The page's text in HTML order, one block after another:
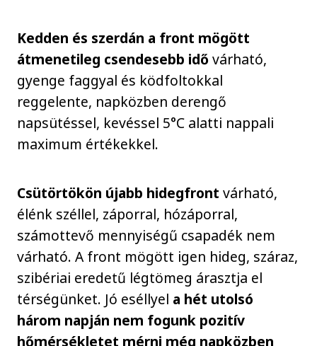
Kedden és szerdán a front mögött
átmenetileg csendesebb idővárható,
gyenge faggyal és ködfoltokkal
reggelente, napközben derengő
napsütéssel, kevéssel 5°C alatti nappali
maximum értékekkel.
Csütörtökön újabb hidegfrontvárható,
élénk széllel, záporral, hózáporral,
számottevő mennyiségű csapadék nem
várható. A front mögött igen hideg, száraz,
szibériai eredetű légtömeg árasztja el
térségünket. Jó eséllyel a hét utolsó
három napján nem fogunk pozitív
hőmérsékletet mérni még napközben